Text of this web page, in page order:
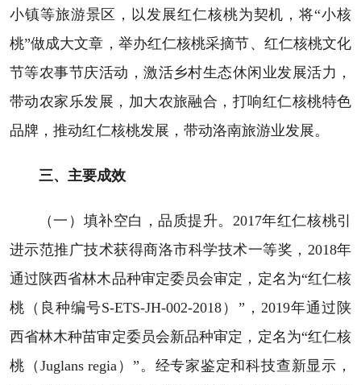
小镇等旅游景区，以发展红仁核桃为契机，将“小核
桃”做成大文章，举办红仁核桃采摘节、红仁核桃文化
节等农事节庆活动，激活乡村生态休闲业发展活力，
带动农家乐发展，加大农旅融合，打响红仁核桃特色
品牌，推动红仁核桃发展，带动洛南旅游业发展。
三、主要成效
（一）填补空白，品质提升。2017年红仁核桃引
进示范推广技术获得商洛市科学技术一等奖，2018年
通过陕西省林木品种审定委员会审定，定名为“红仁核
桃（良种编号S-ETS-JH-002-2018）”，2019年通过陕
西省林木种苗审定委员会新品种审定，定名为“红仁核
桃（Juglans regia）”。经专家鉴定和科技查新显示，